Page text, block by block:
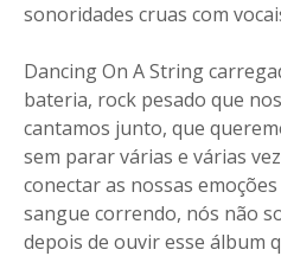
sonoridades cruas com
Dancing On A String
bateria, rock pesado que
cantamos junto, que
sem parar várias e várias
conectar as nossas
sangue correndo, nós não
depois de ouvir esse álbum